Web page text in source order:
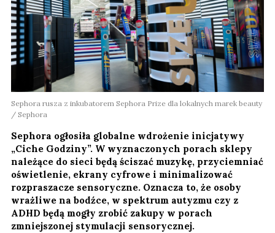
Sephora rusza z inkubatorem Sephora Prize dla lokalnych marek beauty
/ Sephora
Sephora ogłosiła globalne wdrożenie inicjatywy
„Ciche Godziny”. W wyznaczonych porach sklepy
należące do sieci będą ściszać muzykę, przyciemniać
oświetlenie, ekrany cyfrowe i minimalizować
rozpraszacze sensoryczne. Oznacza to, że osoby
wrażliwe na bodźce, w spektrum autyzmu czy z
ADHD będą mogły zrobić zakupy w porach
zmniejszonej stymulacji sensorycznej.